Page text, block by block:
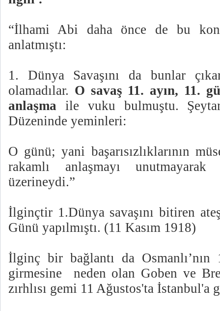
“İlhami Abi daha önce de bu
anlatmıştı:
1. Dünya Savaşını da bunlar
olamadılar. O savaş 11. ayın, 11.
anlaşma ile vuku bulmuştu.
Düzeninde yeminleri:
O günü; yani başarısızlıklarının
rakamlı anlaşmayı
üzerineydi.”
İlginçtir 1.Dünya savaşını bitiren
Günü yapılmıştı. (11 Kasım 1918)
İlginç bir bağlantı da Osmanlı’nın
girmesine
neden olan Goben ve
zırhlısı gemi 11 Ağustos'ta İstanbul'a